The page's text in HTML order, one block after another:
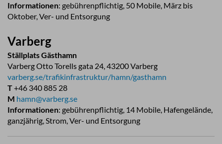
Informationen: gebührenpflichtig, 50 Mobile, März bis
Oktober, Ver- und Entsorgung
Varberg
Ställplats Gästhamn
Varberg Otto Torells gata 24, 43200 Varberg
varberg.se/trafikinfrastruktur/hamn/gasthamn
T+46 340 885 28
M hamn@varberg.se
Informationen: gebührenpflichtig, 14 Mobile, Hafengelände,
ganzjährig, Strom, Ver- und Entsorgung